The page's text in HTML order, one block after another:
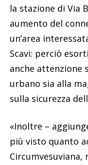
la stazione di Via
aumento del
un’area
Scavi: perciò
anche attenzione
urbano sia alla
sulla sicurezza
«Inoltre –
più visto quanto